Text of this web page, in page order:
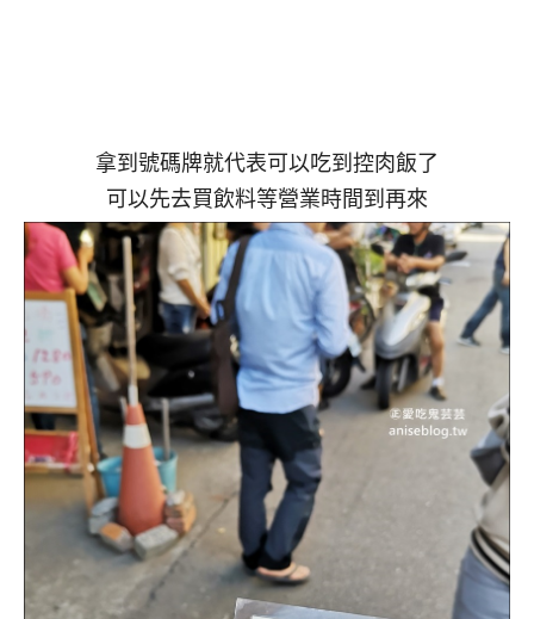
拿到號碼牌就代表可以吃到控肉飯了
可以先去買飲料等營業時間到再來